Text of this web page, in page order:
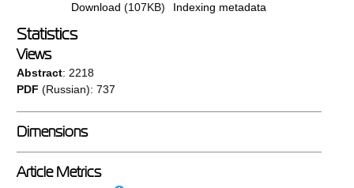
Download (107KB) Indexing metadata
Statistics
Views
Abstract: 2218
PDF (Russian): 737
Dimensions
Article Metrics